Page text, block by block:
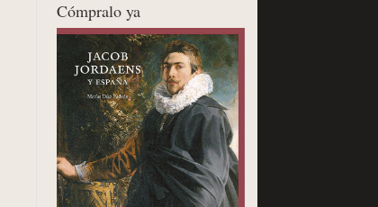
Cómpralo ya